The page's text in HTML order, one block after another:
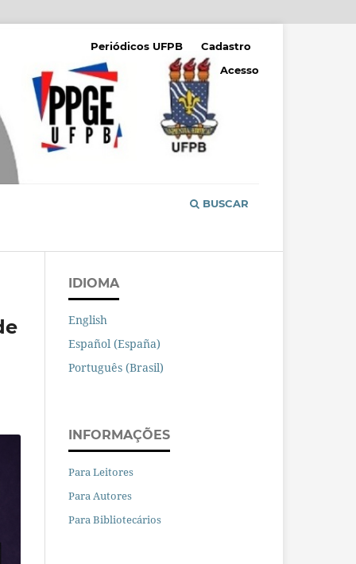
BUSCAR
Periódicos UFPB
Cadastro
Acesso
IDIOMA
English
Español (España)
Português (Brasil)
INFORMAÇÕES
Para Leitores
Para Autores
Para Bibliotecários